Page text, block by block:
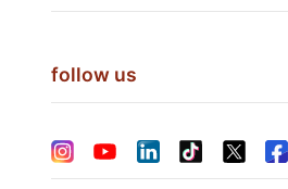
follow us